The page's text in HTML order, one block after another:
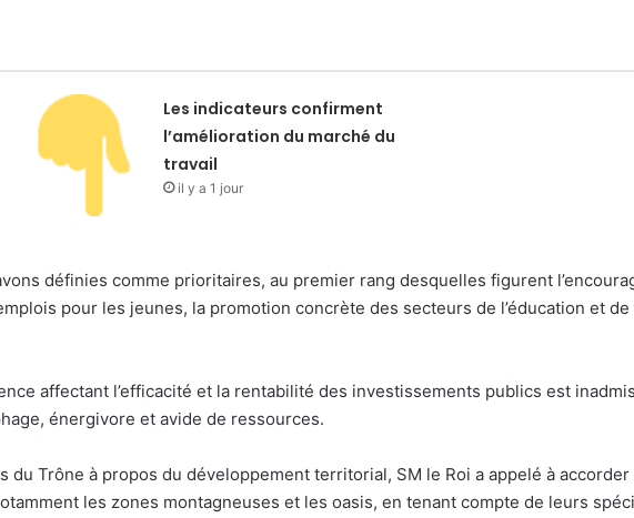
Les indicateurs confirment
l’amélioration du marché du
travail
il y a 1 jour
définies comme prioritaires, au premier rang desquelles figurent
pour les jeunes, la promotion concrète des secteurs de l’éducation et
affectant l’efficacité et la rentabilité des investissements publics est
énergivore et avide de ressources.
du Trône à propos du développement territorial, SM le Roi a appelé à
les zones montagneuses et les oasis, en tenant compte de leurs